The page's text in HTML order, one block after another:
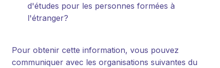
d'études pour les personnes formées à
l'étranger?
Pour obtenir cette information, vous pouvez
communiquer avec les organisations suivantes du